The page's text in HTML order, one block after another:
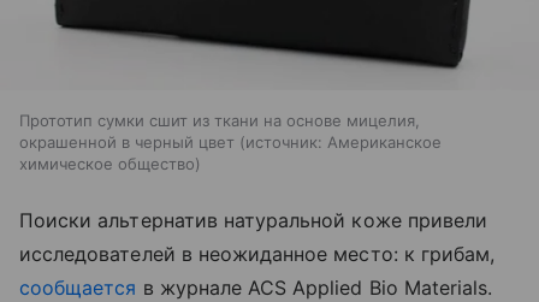
Прототип сумки сшит из ткани на основе мицелия,
окрашенной в черный цвет
источник: Американское
химическое общество
Поиски альтернатив натуральной коже привели
исследователей в неожиданное место: к грибам,
сообщается в журнале ACS Applied Bio Materials.